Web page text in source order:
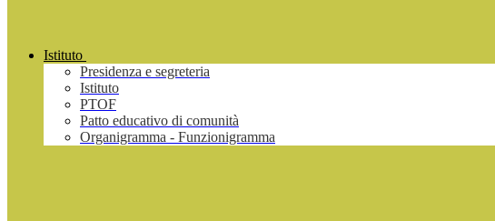
Istituto
Presidenza e segreteria
Istituto
PTOF
Patto educativo di comunità
Organigramma - Funzionigramma